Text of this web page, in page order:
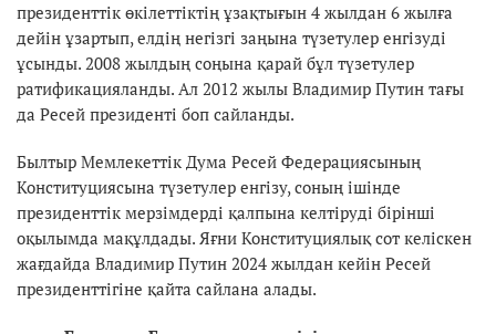
президенттік өкілеттіктің ұзақтығын 4 жылдан 6 жылға
дейін ұзартып, елдің негізгі заңына түзетулер енгізуді
ұсынды. 2008 жылдың соңына қарай бұл түзетулер
ратификацияланды. Ал 2012 жылы Владимир Путин тағы
да Ресей президенті боп сайланды.
Былтыр Мемлекеттік Дума Ресей Федерациясының
Конституциясына түзетулер енгізу, соның ішінде
президенттік мерзімдерді қалпына келтіруді бірінші
оқылымда мақұлдады. Яғни Конституциялық сот келіскен
жағдайда Владимир Путин 2024 жылдан кейін Ресей
президенттігіне қайта сайлана алады.